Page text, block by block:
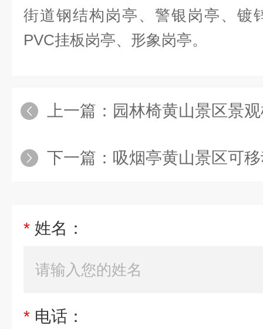
街道钢结构岗亭、警银岗亭、镀
PVC挂板岗亭、形象岗亭。
上一篇： 园林椅黄山景区景观椅
下一篇： 吸烟亭黄山景区可移动
* 姓名：
* 电话：